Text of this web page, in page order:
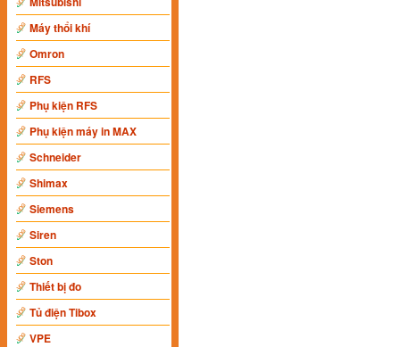
Máy thổi khí
Omron
RFS
Phụ kiện RFS
Phụ kiện máy in MAX
Schneider
Shimax
Siemens
Siren
Ston
Thiết bị đo
Tủ điện Tibox
VPE